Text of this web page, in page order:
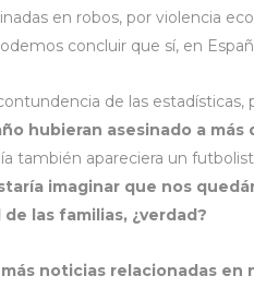
en robos, por violencia
concluir que sí, en
de las
hubieran asesinado a
también apareciera un
imaginar que nos
las familias, ¿verdad?
noticias relacionadas en